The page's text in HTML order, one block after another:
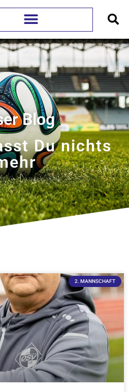
Blog
Du nichts
2. MANNSCHAFT